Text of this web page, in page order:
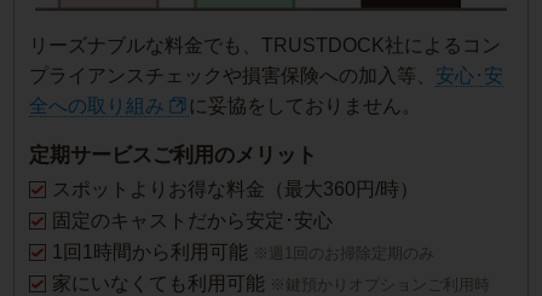
リーズナブルな料金でも、TRUSTDOCK社によるコン
プライアンスチェックや損害保険への加入等、 安心･安
全への取り組み
に妥協をしておりません。
定期サービスご利用のメリット
スポットよりお得な料金（最大360円/時）
固定のキャストだから安定･安心
1回1時間から利用可能 ※週1回のお掃除定期のみ
家にいなくても利用可能 ※鍵預かりオプションご利用時